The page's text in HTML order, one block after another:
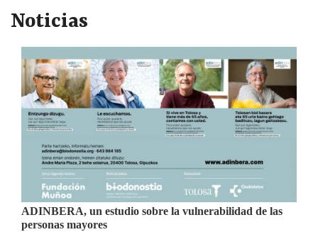
Noticias
ADINBERA, un estudio sobre la vulnerabilidad de las
personas mayores